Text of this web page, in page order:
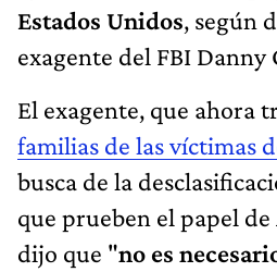
Estados Unidos, según
exagente del FBI Danny
El exagente, que ahora
familias de las víctimas
busca de la
que prueben el papel
dijo que "no es